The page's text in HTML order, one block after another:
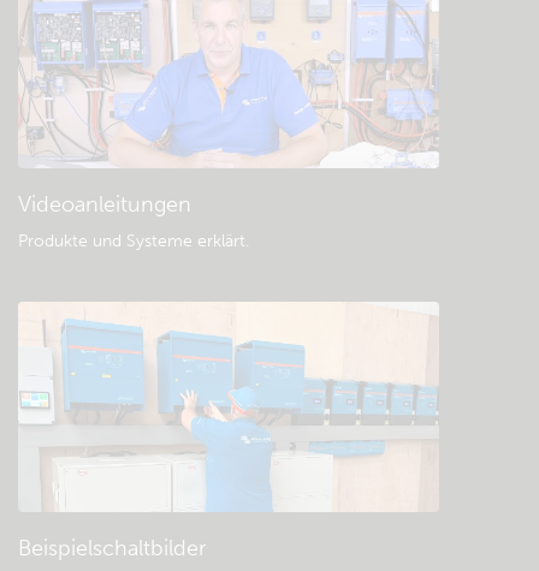
Videoanleitungen
Produkte und Systeme erklärt.
Beispielschaltbilder